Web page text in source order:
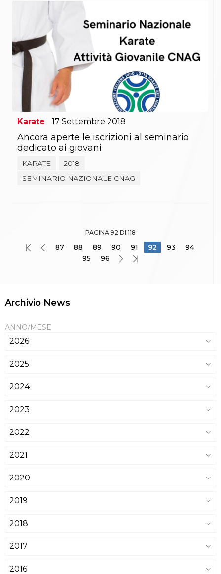
Karate 17 Settembre 2018
Ancora aperte le iscrizioni al seminario
dedicato ai giovani
KARATE
2018
SEMINARIO NAZIONALE CNAG
PAGINA 92 DI 118
87 88 89 90 91 92 93
94
95
96
Archivio News
ANNO/MESE
2026
2025
2024
2023
2022
2021
2020
2019
2018
2017
2016